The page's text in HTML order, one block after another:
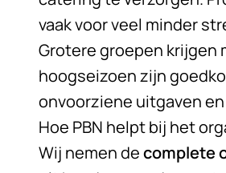
vaak voor veel minder
Grotere groepen
hoogseizoen zijn
onvoorziene uitgaven
Hoe PBN helpt bij het
Wij nemen decomplete